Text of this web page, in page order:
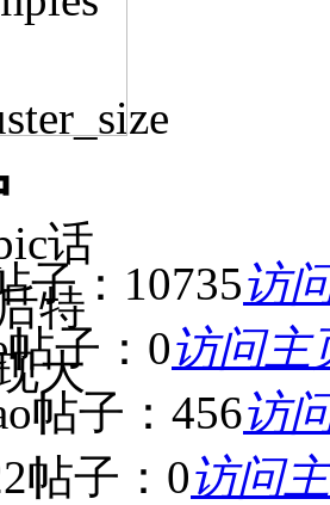
话
特
大
子：10735访
帖子：0访问主
帖子：456访
帖子：0访问